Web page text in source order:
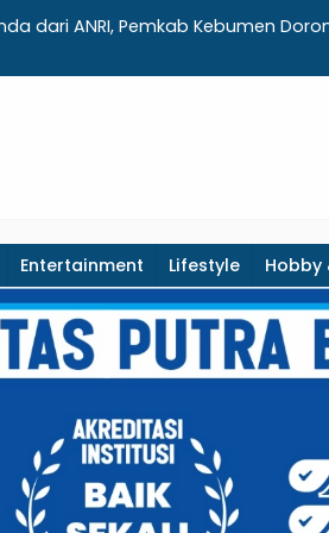
Lengkap Agenda Peringatan HUT
Entertainment Lifestyle Hobby